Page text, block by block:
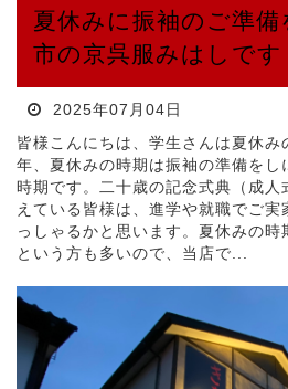
夏休みに振袖のご準備
市の京呉服みはしです
2025年07月04日
皆様こんにちは、学生さんは夏休
年、夏休みの時期は振袖の準備をし
時期です。二十歳の記念式典（成人
えている皆様は、進学や就職でご実
っしゃるかと思います。夏休みの時
という方も多いので、当店で...